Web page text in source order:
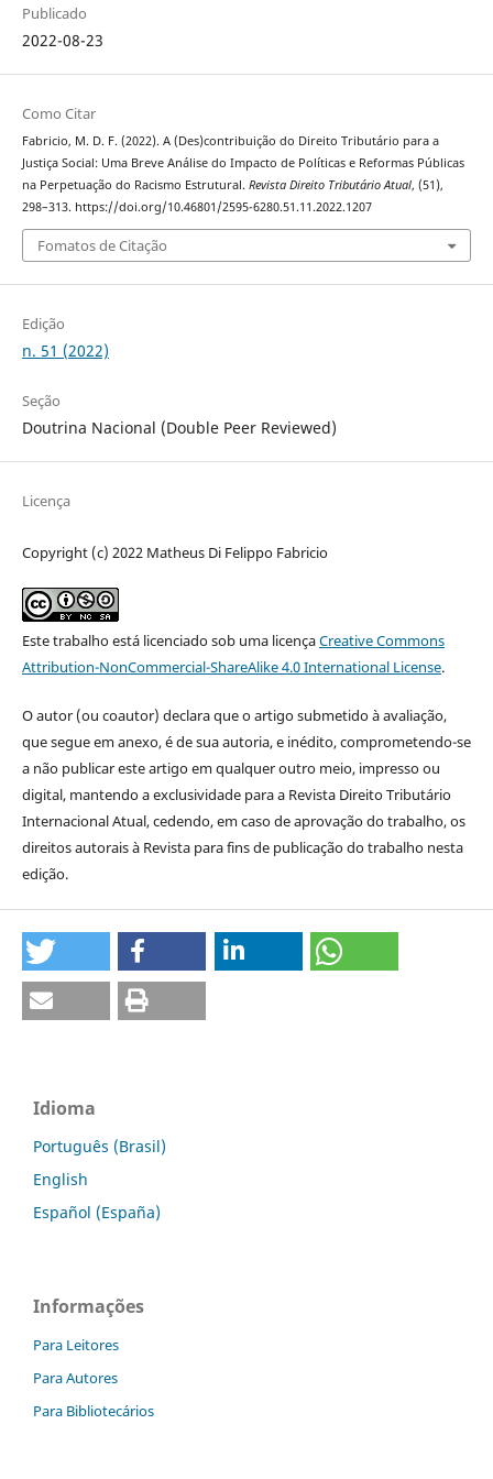
Publicado
2022-08-23
Como Citar
Fabricio, M. D. F. (2022). A (Des)contribuição do Direito Tributário para a
Justiça Social: Uma Breve Análise do Impacto de Políticas e Reformas Públicas
na Perpetuação do Racismo Estrutural. Revista Direito Tributário Atual, (51),
298–313. https://doi.org/10.46801/2595-6280.51.11.2022.1207
Fomatos de Citação
Edição
n. 51 (2022)
Seção
Doutrina Nacional (Double Peer Reviewed)
Licença
Copyright (c) 2022 Matheus Di Felippo Fabricio
Este trabalho está licenciado sob uma licençaCreative Commons
Attribution-NonCommercial-ShareAlike 4.0 International License.
O autor (ou coautor) declara que o artigo submetido à avaliação,
que segue em anexo, é de sua autoria, e inédito, comprometendo-se
a não publicar este artigo em qualquer outro meio, impresso ou
digital, mantendo a exclusividade para a Revista Direito Tributário
Internacional Atual, cedendo, em caso de aprovação do trabalho, os
direitos autorais à Revista para fins de publicação do trabalho nesta
edição.
Idioma
Português (Brasil)
English
Español (España)
Informações
Para Leitores
Para Autores
Para Bibliotecários